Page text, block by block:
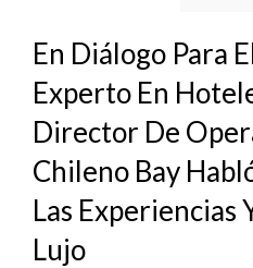
En Diálogo Para
Experto En
Director De
Chileno Bay
Las Experiencias
Lujo